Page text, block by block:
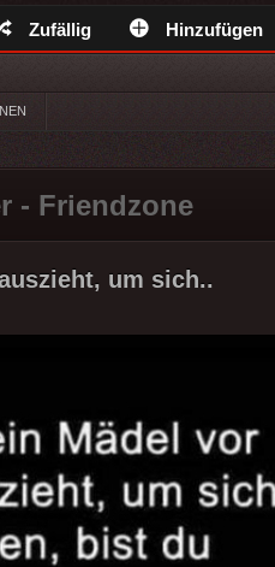
Zufällig Hinzufügen
- Friendzone
um sich..